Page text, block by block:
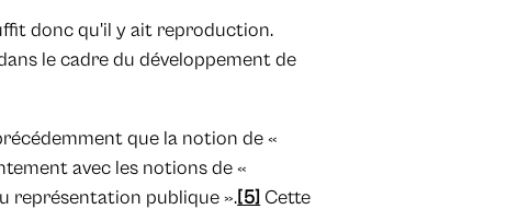
donc qu'il y ait reproduction.
le cadre du développement de
que la notion de «
avec les notions de «
représentation publique ».[5] Cette